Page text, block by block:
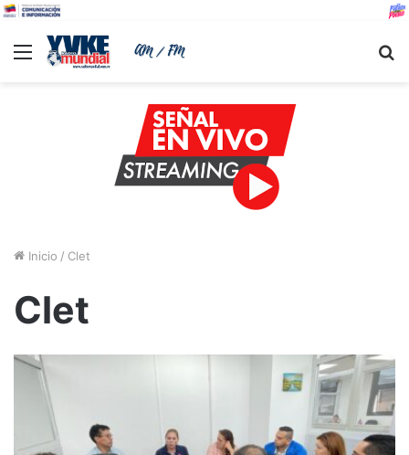
Menu
Inicio / Clet
Clet